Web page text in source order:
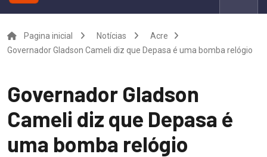
Pagina inicial Notícias
Acre
Governador Gladson Cameli diz que Depasa é uma bomba relógio
Governador Gladson
Cameli diz que Depasa é
uma bomba relógio